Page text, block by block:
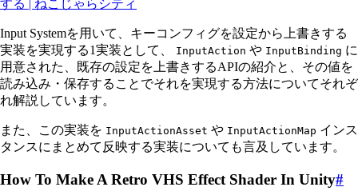
する | ねこじゃらシティ
Input Systemを用いて、キーコンフィグを設定から上書きする
実装を実現する1実装として、
InputAction や InputBinding に
用意された、既存の設定を上書きするAPIの紹介と、その値を
読み込み・保存することでそれを実現する方法についてそれぞ
れ解説しています。
また、この実装を InputActionAsset や InputActionMap インス
タンスにまとめて反映する実装についても言及しています。
How To Make A Retro VHS Effect Shader In Unity#